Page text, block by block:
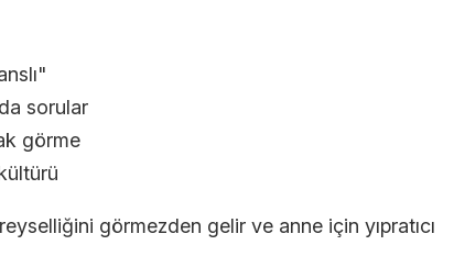
sorular
görme
görmezden gelir ve anne için yıpratıcı